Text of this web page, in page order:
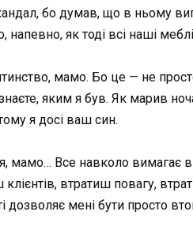
бо думав, що в ньому
напевно, як тоді всі наші
мамо. Бо це — не
яким я був. Як марив
я досі ваш син.
мамо… Все навколо вимагає
втратиш повагу,
дозволяє мені бути просто